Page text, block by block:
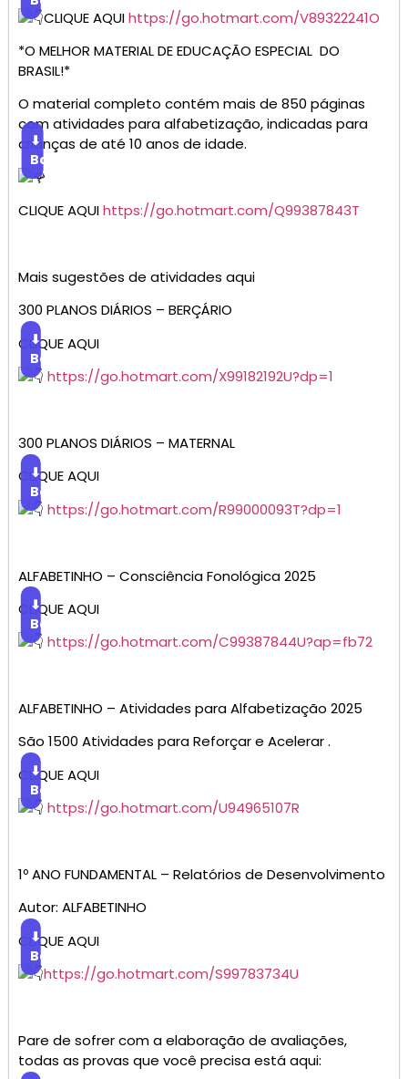
CLIQUE AQUIhttps://go.hotmart.com/V89322241O
*O MELHOR MATERIAL DE EDUCAÇÃO ESPECIAL DO
BRASIL!*
O material completo contém mais de 850 páginas
com atividades para alfabetização, indicadas para
crianças de até 10 anos de idade.
⬇
Baixar
CLIQUE AQUIhttps://go.hotmart.com/Q99387843T
Mais sugestões de atividades aqui
300 PLANOS DIÁRIOS – BERÇÁRIO
CLIQUE AQUI
⬇
Baixar
https://go.hotmart.com/X99182192U?dp=1
300 PLANOS DIÁRIOS – MATERNAL
CLIQUE AQUI
⬇
Baixar
https://go.hotmart.com/R99000093T?dp=1
ALFABETINHO – Consciência Fonológica 2025
CLIQUE AQUI
⬇
Baixar
https://go.hotmart.com/C99387844U?ap=fb72
ALFABETINHO – Atividades para Alfabetização 2025
São 1500 Atividades para Reforçar e Acelerar .
CLIQUE AQUI
⬇
Baixar
https://go.hotmart.com/U94965107R
1º ANO FUNDAMENTAL – Relatórios de Desenvolvimento
Autor: ALFABETINHO
CLIQUE AQUI
⬇
Baixar
https://go.hotmart.com/S99783734U
Pare de sofrer com a elaboração de avaliações,
todas as provas que você precisa está aqui: